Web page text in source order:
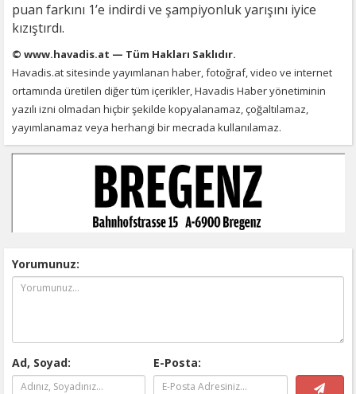
puan farkını 1’e indirdi ve şampiyonluk yarışını iyice
kızıştırdı.
© www.havadis.at — Tüm Hakları Saklıdır.
Havadis.at sitesinde yayımlanan haber, fotoğraf, video ve internet
ortamında üretilen diğer tüm içerikler, Havadis Haber yönetiminin
yazılı izni olmadan hiçbir şekilde kopyalanamaz, çoğaltılamaz,
yayımlanamaz veya herhangi bir mecrada kullanılamaz.
Yorumunuz:
Ad, Soyad: E-Posta: